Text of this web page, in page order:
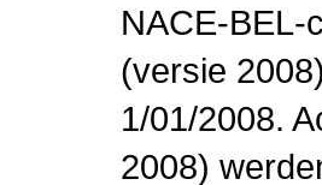
NACE-BEL-
(versie
1/01/2008.
2008)